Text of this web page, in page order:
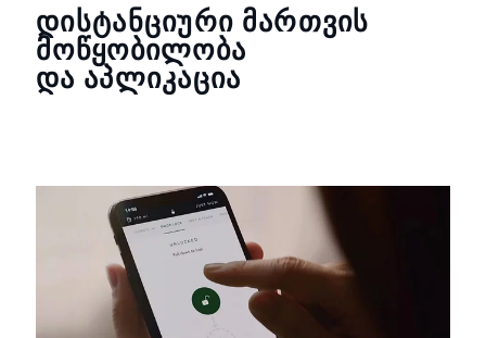
ᲓᲘᲡᲢᲐᲜᲪᲘᲣᲠᲘ ᲛᲐᲠᲗᲕᲘᲡ
ᲛᲝᲬᲧᲝᲑᲘᲚᲝᲑᲐ
ᲓᲐ ᲐᲞᲚᲘᲙᲐᲪᲘᲐ